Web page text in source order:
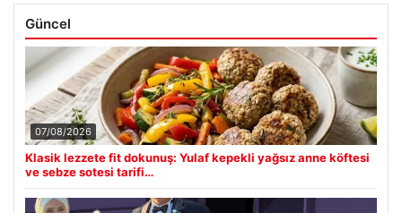
Güncel
07/08/2026
Klasik lezzete fit dokunuş: Yulaf kepekli yağsız anne köftesi
ve sebze sotesi tarifi…